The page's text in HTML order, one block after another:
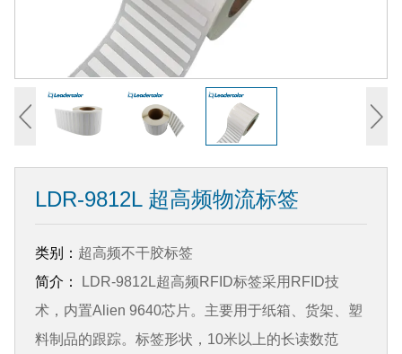
LDR-9812L 超高频物流标签
类别： 超高频不干胶标签
简介：
LDR-9812L超高频RFID标签采用RFID技
术，内置Alien 9640芯片。主要用于纸箱、货架、塑
料制品的跟踪。标签形状，10米以上的长读数范